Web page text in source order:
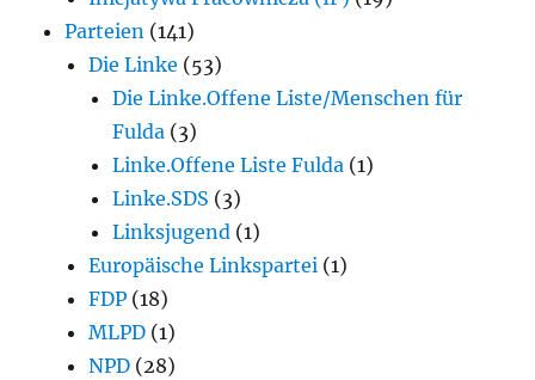
Parteien (141)
Die Linke (53)
Die Linke.Offene Liste/Menschen für
Fulda (3)
Linke.Offene Liste Fulda (1)
Linke.SDS (3)
Linksjugend (1)
Europäische Linkspartei (1)
FDP (18)
MLPD (1)
NPD (28)